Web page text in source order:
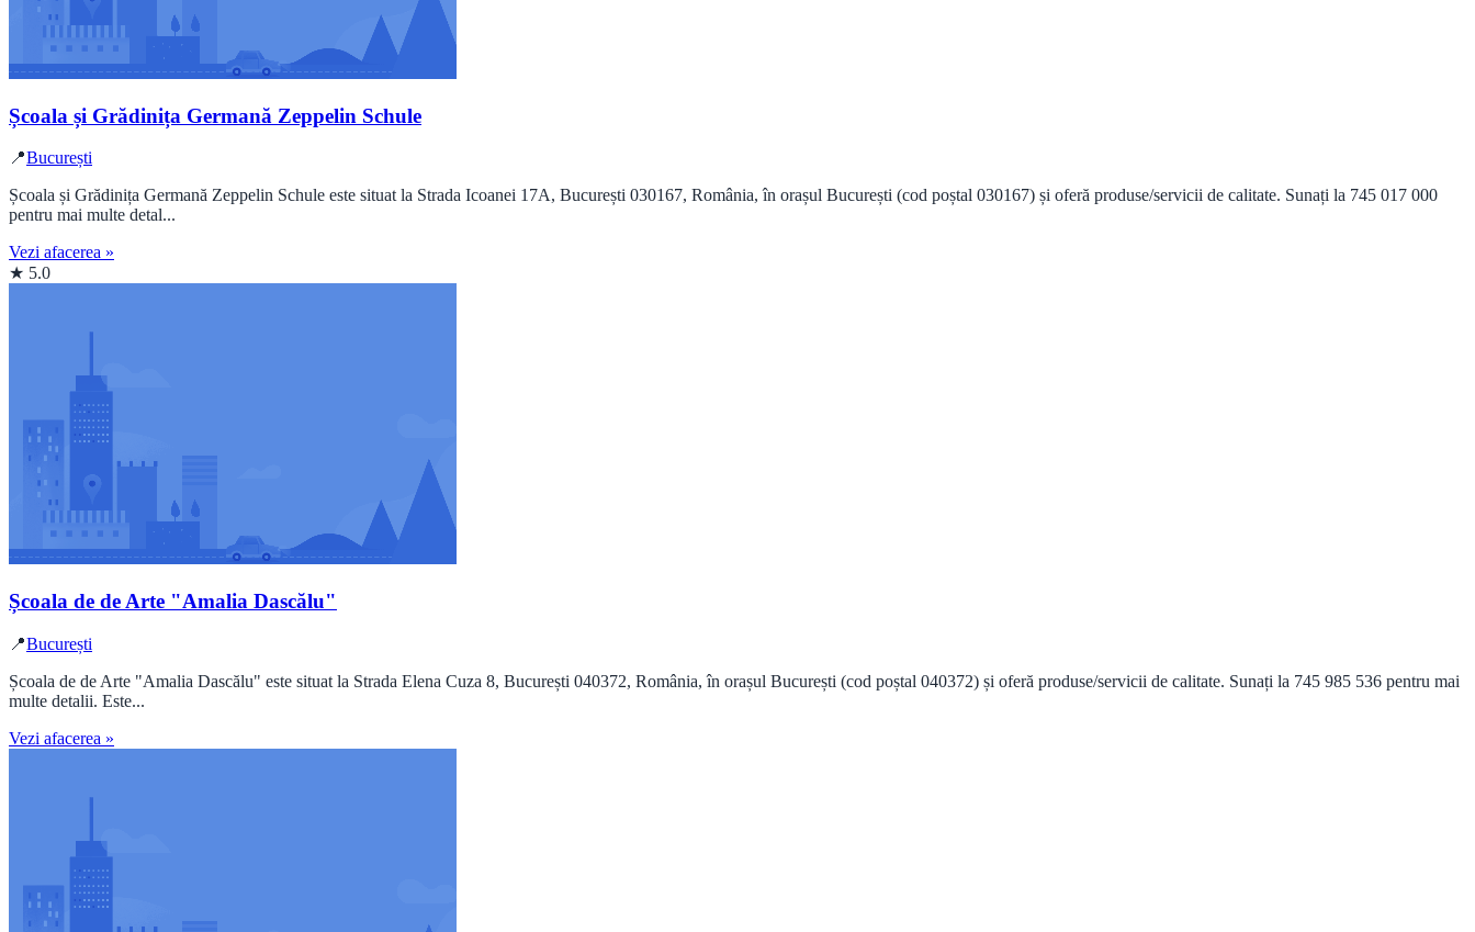
Școala și Grădinița Germană Zeppelin Schule
📍București
Școala și Grădinița Germană Zeppelin Schule este situat la Strada Icoanei 17A, București 030167, România, în orașul București (cod poștal 030167) și oferă produse/servicii de calitate. Sunați la 745 017 000
pentru mai multe detal...
Vezi afacerea »
★ 5.0
Școala de de Arte "Amalia Dascălu"
📍București
Școala de de Arte "Amalia Dascălu" este situat la Strada Elena Cuza 8, București 040372, România, în orașul București (cod poștal 040372) și oferă produse/servicii de calitate. Sunați la 745 985 536 pentru mai
multe detalii. Este...
Vezi afacerea »